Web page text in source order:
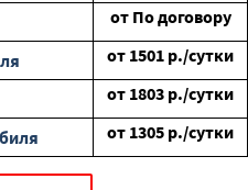
от По договору
от 1501 р./сутки
от 1803 р./сутки
от 1305 р./сутки